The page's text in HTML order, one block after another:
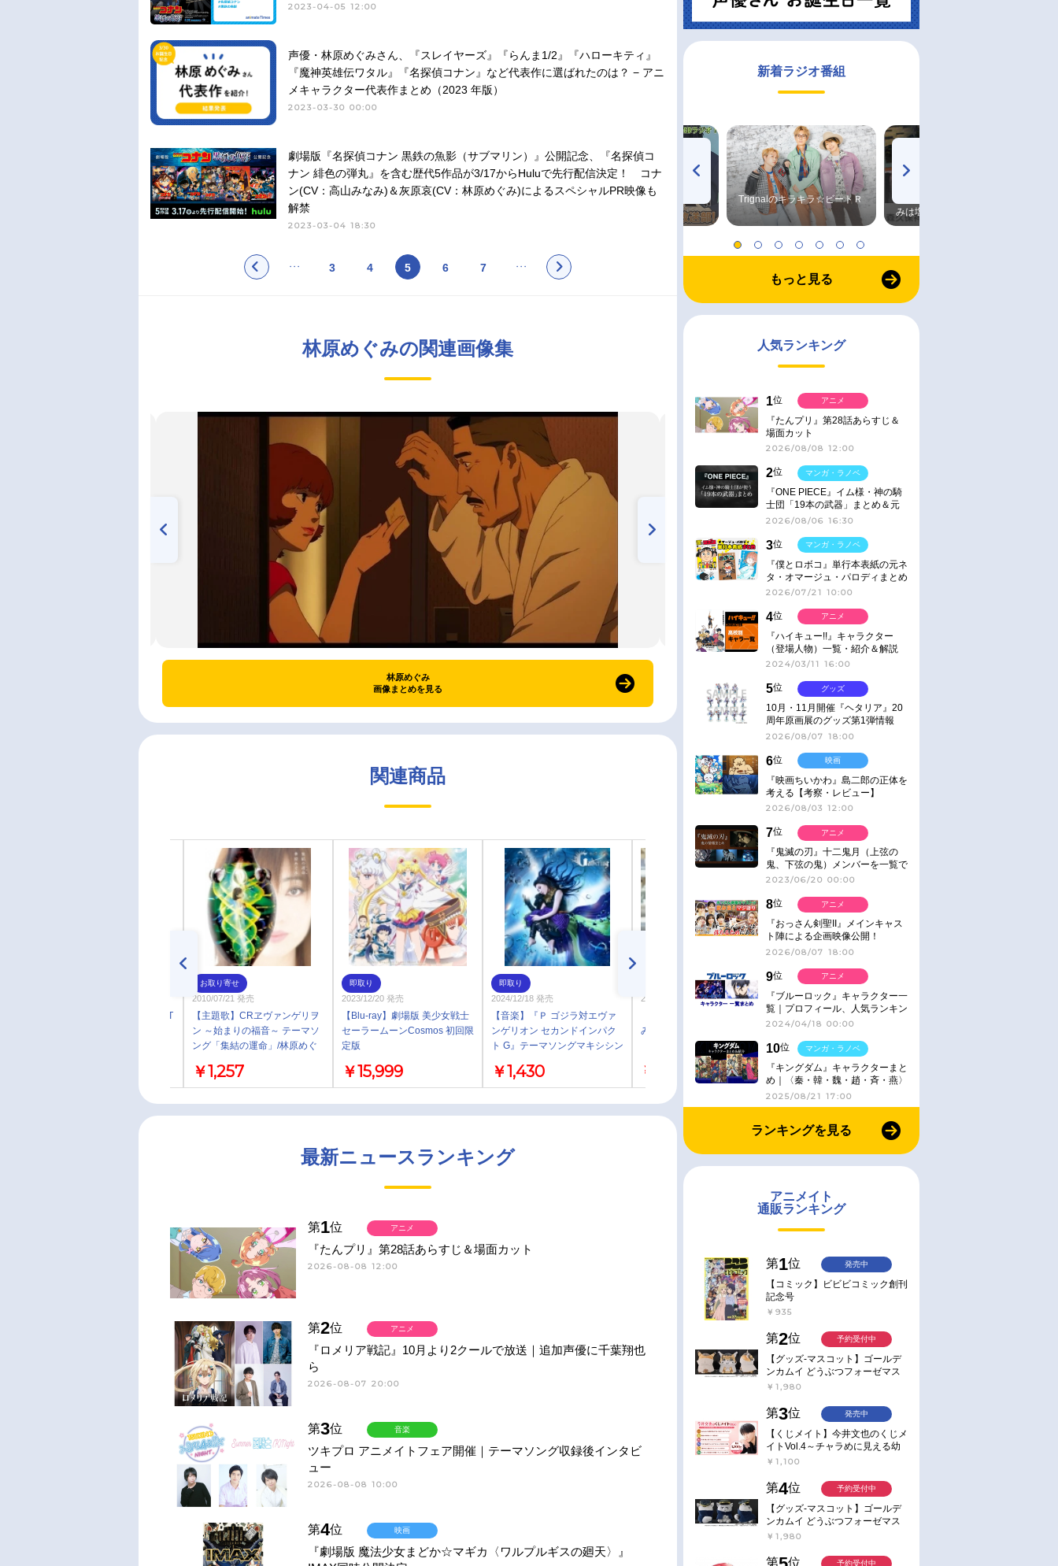
2023-04-05 12:00
声優・林原めぐみさん、『スレイヤーズ』『らんま1/2』『ハローキティ』
『魔神英雄伝ワタル』『名探偵コナン』など代表作に選ばれたのは？ − アニ
メキャラクター代表作まとめ（2023 年版）
2023-03-30 00:00
劇場版『名探偵コナン 黒鉄の魚影（サブマリン）』公開記念、『名探偵コ
ナン 緋色の弾丸』を含む歴代5作品が3/17からHuluで先行配信決定！ コナ
ン(CV：高山みなみ)＆灰原哀(CV：林原めぐみ)によるスペシャルPR映像も
解禁
2023-03-04 18:30
3 4 5 6 7
林原めぐみの関連画像集
林原めぐみ
画像まとめを見る
関連商品
【アルバム】林原めぐみ/BEST
お取り寄せ
2010/07/21 発売
【主題歌】CRヱヴァンゲリヲ
ン ～始まりの福音～ テーマソ
ング「集結の運命」/林原めぐ
￥1,257
即取り
2023/12/20 発売
【Blu-ray】劇場版 美少女戦士
セーラームーンCosmos 初回限
定版
￥15,999
即取り
2024/12/18 発売
【音楽】『Ｐ ゴジラ対エヴァ
ンゲリオン セカンドインパク
ト G』テーマソングマキシシン
「Gathering」
￥1,430
2023/12/06 発売
み/終結の槍/終結のはじまり
￥1,430
お取り寄せ
2022/12/21 発売
【主題歌】Pゴジラ対エヴァン
ゲリオン G細胞覚醒 テーマソ
ング「集結の果てに」/林原め
ぐみ
￥1,320
最新ニュースランキング
第1位
『たんプリ』第28話あらすじ＆場面カット
2026-08-08 12:00
アニメ
第2位
『ロメリア戦記』10月より2クールで放送｜追加声優に千葉翔也
ら
2026-08-07 20:00
アニメ
第3位
ツキプロ アニメイトフェア開催｜テーマソング収録後インタビ
ュー
2026-08-08 10:00
音楽
第4位
『劇場版 魔法少女まどか☆マギカ〈ワルプルギスの廻天〉』
映画
新着ラジオ番組
TVアニメ『戦隊大失格』
ハイキュー!! 烏野高校放送部! Trignalのキラキラ☆ビートＲ
みは塩だけ
もっと見る
人気ランキング
1位
『たんプリ』第28話あらすじ＆
場面カット
2026/08/08 12:00
アニメ
2位
『ONE PIECE』イム様・神の騎
士団「19本の武器」まとめ＆元
ネタ
2026/08/06 16:30
マンガ・ラノベ
3位
『僕とロボコ』単行本表紙の元ネ
タ・オマージュ・パロディまとめ
2026/07/21 10:00
マンガ・ラノベ
4位
『ハイキュー!!』キャラクター
（登場人物）一覧・紹介＆解説
2024/03/11 16:00
アニメ
5位
10月・11月開催『ヘタリア』20
周年原画展のグッズ第1弾情報
2026/08/07 18:00
グッズ
6位
『映画ちいかわ』島二郎の正体を
考える【考察・レビュー】
2026/08/03 12:00
映画
7位
『鬼滅の刃』十二鬼月（上弦の
鬼、下弦の鬼）メンバーを一覧で
紹介＆解説（登場鬼の情報まと
2023/06/20 00:00
アニメ
8位
『おっさん剣聖II』メインキャス
ト陣による企画映像公開！
2026/08/07 18:00
アニメ
9位
『ブルーロック』キャラクター一
覧｜プロフィール、人気ランキン
グ、キャラソン、診断など気にな
2024/04/18 00:00
アニメ
10位
『キングダム』キャラクターまと
め｜〈秦・韓・魏・趙・斉・燕〉
2025/08/21 17:00
マンガ・ラノベ
ランキングを見る
アニメイト
通販ランキング
第1位
【コミック】ビビビコミック創刊
記念号
￥935
発売中
第2位
【グッズ-マスコット】ゴールデ
ンカムイ どうぶつフォーゼマス
コット 4.尾形百之助【再販】
￥1,980
予約受付中
第3位
【くじメイト】今井文也のくじメ
イトVol.4～チャラめに見える幼
馴染、実は一途で独占欲が強いん
￥1,100
発売中
第4位
【グッズ-マスコット】ゴールデ
ンカムイ どうぶつフォーゼマス
コット 5.月島軍曹【再販】
￥1,980
予約受付中
第 位 予約受付中